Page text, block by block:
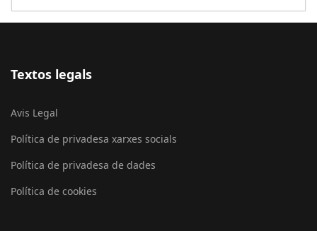
Textos legals
Avis Legal
Política de privadesa xarxes socials
Política de privadesa de dades
Política de cookies